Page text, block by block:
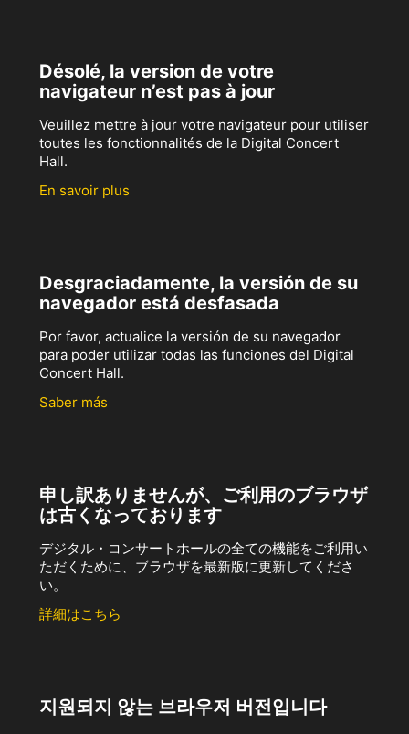
Désolé, la version de votre
navigateur n’est pas à jour
Veuillez mettre à jour votre navigateur pour utiliser
toutes les fonctionnalités de la Digital Concert
Hall.
En savoir plus
Desgraciadamente, la versión de su
navegador está desfasada
Por favor, actualice la versión de su navegador
para poder utilizar todas las funciones del Digital
Concert Hall.
Saber más
申し訳ありませんが、ご利用のブラウザ
は古くなっております
デジタル・コンサートホールの全ての機能をご利用い
ただくために、ブラウザを最新版に更新してくださ
い。
詳細はこちら
지원되지 않는 브라우저 버전입니다